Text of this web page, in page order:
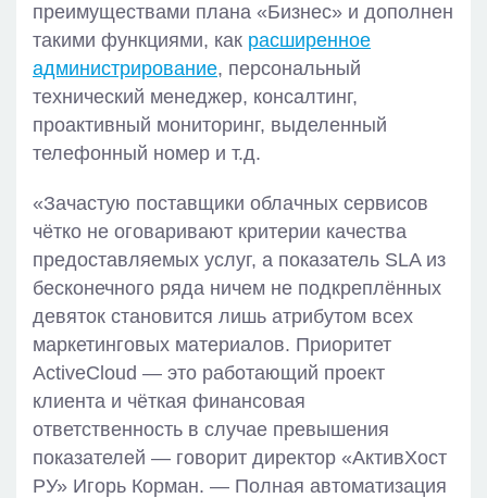
преимуществами плана «Бизнес» и дополнен
такими функциями, как расширенное
администрирование, персональный
технический менеджер, консалтинг,
проактивный мониторинг, выделенный
телефонный номер и т.д.
«Зачастую поставщики облачных сервисов
чётко не оговаривают критерии качества
предоставляемых услуг, а показатель SLA из
бесконечного ряда ничем не подкреплённых
девяток становится лишь атрибутом всех
маркетинговых материалов. Приоритет
ActiveCloud — это работающий проект
клиента и чёткая финансовая
ответственность в случае превышения
показателей — говорит директор «АктивХост
РУ» Игорь Корман. — Полная автоматизация